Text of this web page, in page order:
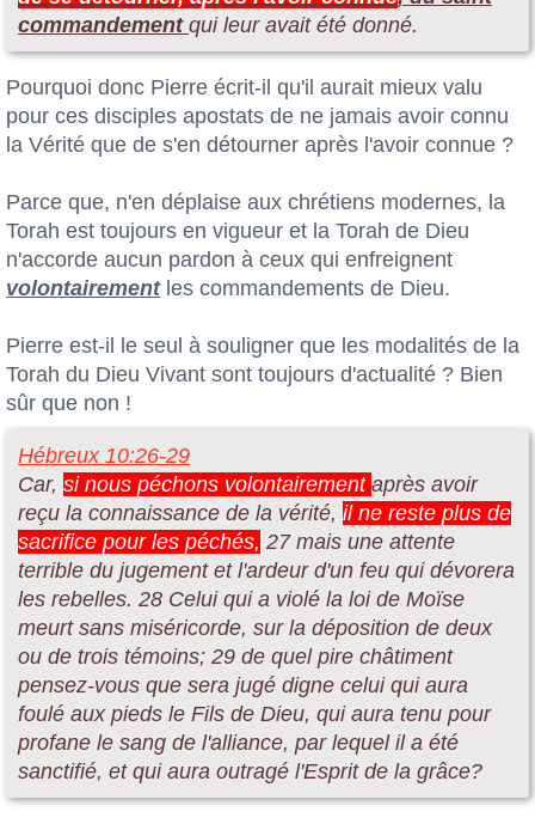
commandement qui leur avait été donné.
Pourquoi donc Pierre écrit-il qu'il aurait mieux valu
pour ces disciples apostats de ne jamais avoir connu
la Vérité que de s'en détourner après l'avoir connue ?
Parce que, n'en déplaise aux chrétiens modernes, la
Torah est toujours en vigueur et la Torah de Dieu
n'accorde aucun pardon à ceux qui enfreignent
volontairementles commandements de Dieu.
Pierre est-il le seul à souligner que les modalités de la
Torah du Dieu Vivant sont toujours d'actualité ? Bien
sûr que non !
Hébreux 10:26-29
Car, si nous péchons volontairement après avoir
reçu la connaissance de la vérité, il ne reste plus de
sacrifice pour les péchés, 27 mais une attente
terrible du jugement et l'ardeur d'un feu qui dévorera
les rebelles. 28 Celui qui a violé la loi de Moïse
meurt sans miséricorde, sur la déposition de deux
ou de trois témoins; 29 de quel pire châtiment
pensez-vous que sera jugé digne celui qui aura
foulé aux pieds le Fils de Dieu, qui aura tenu pour
profane le sang de l'alliance, par lequel il a été
sanctifié, et qui aura outragé l'Esprit de la grâce?